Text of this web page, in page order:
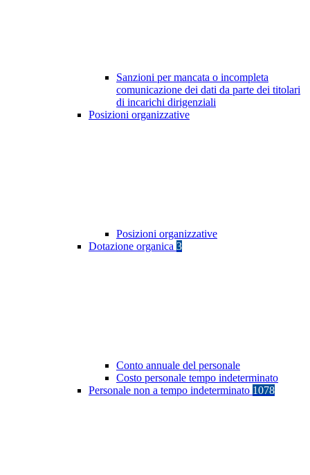
Sanzioni per mancata o incompleta
comunicazione dei dati da parte dei titolari
di incarichi dirigenziali
Posizioni organizzative
Posizioni organizzative
Dotazione organica 3
Conto annuale del personale
Costo personale tempo indeterminato
Personale non a tempo indeterminato 1078